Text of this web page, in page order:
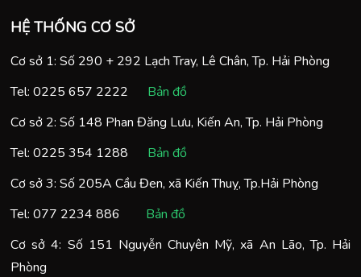
HỆ THỐNG CƠ SỞ
Cơ sở 1: Số 290 + 292 Lạch Tray, Lê Chân, Tp. Hải Phòng
Tel: 0225 657 2222
Bản đồ
Cơ sở 2: Số 148 Phan Đăng Lưu, Kiến An, Tp. Hải Phòng
Tel: 0225 354 1288
Bản đồ
Cơ sở 3: Số 205A Cầu Đen, xã Kiến Thuỵ, Tp.Hải Phòng
Tel: 077 2234 886
Bản đồ
Cơ sở 4: Số 151 Nguyễn Chuyên Mỹ, xã An Lão, Tp. Hải
Phòng